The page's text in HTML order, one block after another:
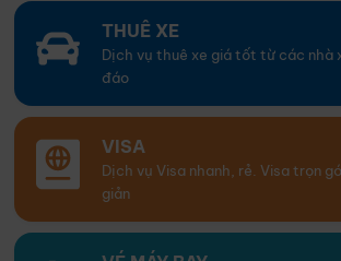
THUÊ XE
Dịch vụ thuê xe giá tốt từ các nhà
đáo
VISA
Dịch vụ Visa nhanh, rẻ. Visa trọn
giản